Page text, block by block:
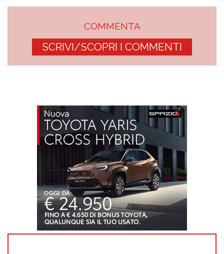
COMMENTA
SCRIVI/SCOPRI I COMMENTI